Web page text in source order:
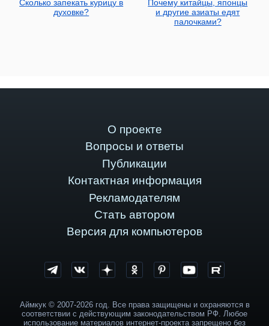
Сколько запекать курицу в
духовке?
Почему китайцы, японцы
и другие азиаты едят
палочками?
О проекте
Вопросы и ответы
Публикации
Контактная информация
Рекламодателям
Стать автором
Версия для компьютеров
Аймкук © 2007-2026 год. Все права защищены и охраняются в
соответствии с действующим законодательством РФ. Любое
использование материалов интернет-проекта запрещено без